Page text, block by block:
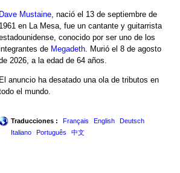
Dave Mustaine , nació el 13 de septiembre de
1961 en La Mesa, fue un cantante y guitarrista
conocido por ser uno de los
de Megadeth . Murió el 8 de agosto
2026, a la edad de 64 años.
El anuncio ha desatado una ola de tributos en
el mundo.
Traducciones : Français English
Deutsch
Italiano
Português 中文